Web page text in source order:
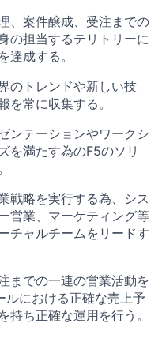
、案件醸成、受注までの
の担当するテリトリーに
達成する。
のトレンドや新しい技
を常に収集する。
ンテーションやワークシ
を満たす為のF5のソリ
戦略を実行する為、シス
営業、マーケティング等
チャルチームをリードす
までの一連の営業活動を
ルにおける正確な売上予
持ち正確な運用を行う。